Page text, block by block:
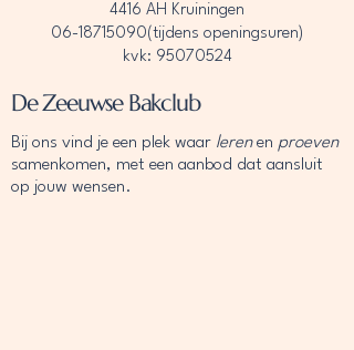
4416 AH Kruiningen
06-18715090(tijdens openingsuren)
kvk: 95070524
De Zeeuwse Bakclub
Bij ons vind je een plek waar lerenen proeven
samenkomen, met een aanbod dat aansluit
op jouw wensen.